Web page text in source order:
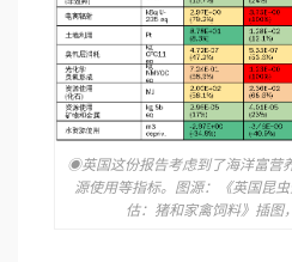
◉英国这份报告考虑到了海洋富营
源使用等指标。图源：《英国昆
估：猪和家禽饲料》插图